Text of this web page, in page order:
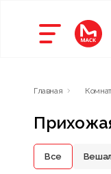
Главная
Все